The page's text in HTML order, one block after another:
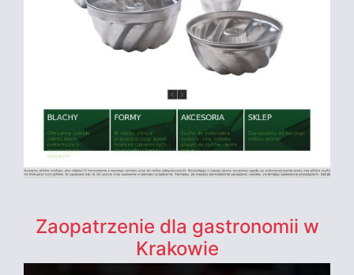
Zaopatrzenie dla gastronomii w
Krakowie